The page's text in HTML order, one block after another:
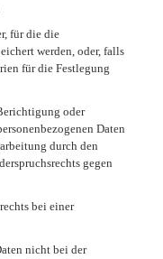
für die die
werden, oder, falls
für die Festlegung
oder
Daten
durch den
gegen
bei einer
nicht bei der